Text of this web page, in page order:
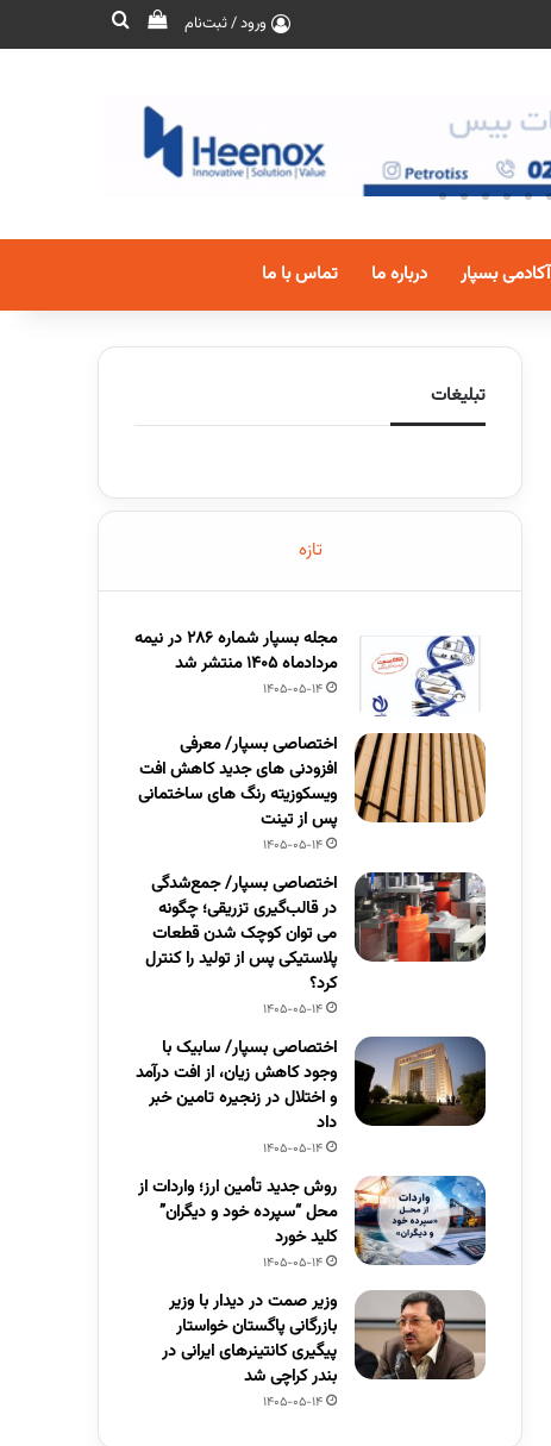
ورود / ثبت‌نام
آکادمی بسپار درباره ما تماس با ما
تبلیغات
تازه
مجله بسپار شماره 286 در نیمه
مردادماه 1405 منتشر شد
1405-05-14
اختصاصی بسپار/ معرفی
افزودنی های جدید کاهش افت
ویسکوزیته رنگ های ساختمانی
پس از تینت
1405-05-14
اختصاصی بسپار/ جمع‌شدگی
در قالب‌گیری تزریقی؛ چگونه
می توان کوچک شدن قطعات
پلاستیکی پس از تولید را کنترل
کرد؟
1405-05-14
اختصاصی بسپار/ سابیک با
وجود کاهش زیان، از افت درآمد
و اختلال در زنجیره تامین خبر
داد
1405-05-14
روش جدید تأمین ارز؛ واردات از
محل “سپرده خود و دیگران”
کلید خورد
1405-05-14
وزیر صمت در دیدار با وزیر
بازرگانی پاگستان خواستار
پیگیری کانتینرهای ایرانی در
بندر کراچی شد
1405-05-14